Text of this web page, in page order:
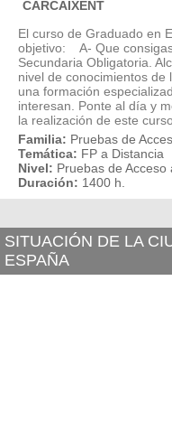
CARCAIXENT
El curso de Graduado en
objetivo: A- Que
Secundaria Obligatoria.
nivel de conocimientos de
una formación
interesan. Ponte al día y
la realización de este
Familia: Pruebas de
Temática: FP a Distancia
Nivel: Pruebas de Acceso
Duración: 1400 h.
SITUACIÓN DE LA
ESPAÑA